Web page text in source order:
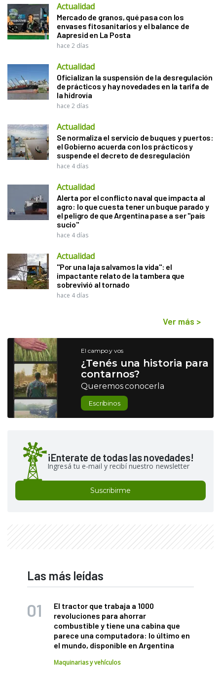
Actualidad
Mercado de granos, qué pasa con los
envases fitosanitarios y el balance de
Aapresid en La Posta
hace 2 días
Actualidad
Oficializan la suspensión de la desregulación
de prácticos y hay novedades en la tarifa de
la hidrovía
hace 2 días
Actualidad
Se normaliza el servicio de buques y puertos:
el Gobierno acuerda con los prácticos y
suspende el decreto de desregulación
hace 4 días
Actualidad
Alerta por el conflicto naval que impacta al
agro: lo que cuesta tener un buque parado y
el peligro de que Argentina pase a ser "país
sucio"
hace 4 días
Actualidad
"Por una laja salvamos la vida": el
impactante relato de la tambera que
sobrevivió al tornado
hace 4 días
Ver más >
El campo y vos
¿Tenés una historia para
contarnos?
Queremos conocerla
Escribinos
¡Enterate de todas las novedades!
Ingresá tu e-mail y recibí nuestro newsletter
Suscribirme
Las más leídas
El tractor que trabaja a 1000
revoluciones para ahorrar
combustible y tiene una cabina que
parece una computadora: lo último en
el mundo, disponible en Argentina
Maquinarias y vehículos